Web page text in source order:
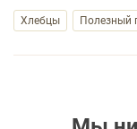
Хлебцы Полезный